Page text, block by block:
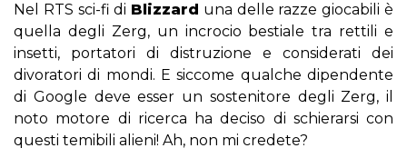
Nel RTS sci-fi di Blizzard una delle razze giocabili è
quella degli Zerg, un incrocio bestiale tra rettili e
insetti, portatori di distruzione e considerati dei
divoratori di mondi. E siccome qualche dipendente
di Google deve esser un sostenitore degli Zerg, il
noto motore di ricerca ha deciso di schierarsi con
questi temibili alieni! Ah, non mi credete?